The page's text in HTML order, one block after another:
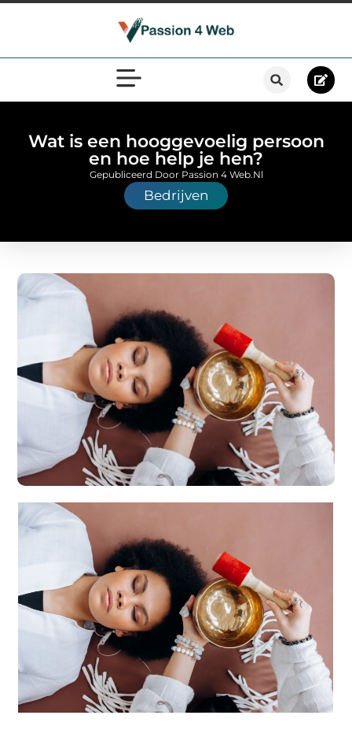
Wat is een hooggevoelig persoon
en hoe help je hen?
Bedrijven
Gepubliceerd Door Passion 4 Web.nl